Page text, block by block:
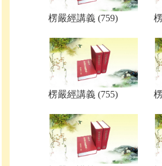
楞嚴經講義 (759)
楞嚴經講義 (755)